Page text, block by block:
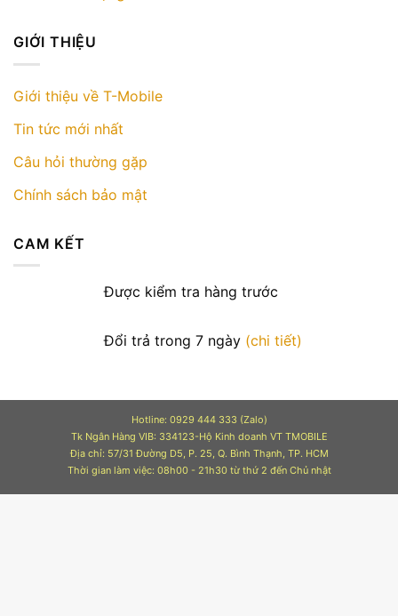
GIỚI THIỆU
Giới thiệu về T-Mobile
Tin tức mới nhất
Câu hỏi thường gặp
Chính sách bảo mật
CAM KẾT
Được kiểm tra hàng trước
Đổi trả trong 7 ngày (chi tiết)
Hotline: 0929 444 333 (Zalo)
Tk Ngân Hàng VIB: 334123-Hộ Kinh doanh VT TMOBILE
Địa chỉ: 57/31 Đường D5, P. 25, Q. Bình Thạnh, TP. HCM
Thời gian làm việc: 08h00 - 21h30 từ thứ 2 đến Chủ nhật